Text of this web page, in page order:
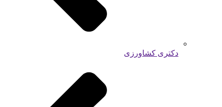
دکتری کشاورزی